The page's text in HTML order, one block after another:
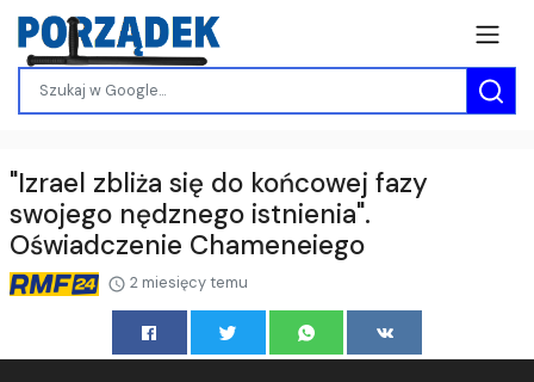
"Izrael zbliża się do końcowej fazy
swojego nędznego istnienia".
Oświadczenie Chameneiego
2 miesięcy temu